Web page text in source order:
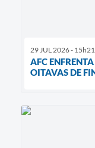
29 JUL 2026 - 15h21
AFC
OITAVAS DE